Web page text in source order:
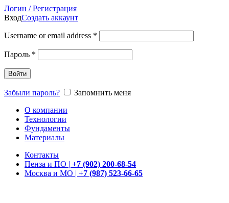
Логин / Регистрация
ВходСоздать аккаунт
Username or email address *
Пароль *
Войти
Забыли пароль?
Запомнить меня
О компании
Технологии
Фундаменты
Материалы
Контакты
Пенза и ПО | +7 (902) 200-68-54
Москва и МО | +7 (987) 523-66-65